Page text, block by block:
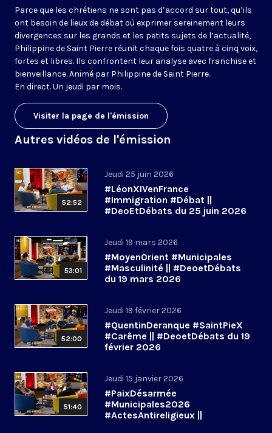
Parce que les chrétiens ne sont pas d’accord sur tout, qu’ils
ont besoin de lieux de débat où exprimer sereinement leurs
divergences sur les grands et les petits sujets de l’actualité,
Philippine de Saint Pierre réunit chaque fois quatre à cinq voix,
fortes et libres. Ils confrontent leur analyse avec franchise et
bienveillance. Animé par Philippine de Saint Pierre.
En direct. Un jeudi par mois.
Visiter la page de l'émission
Autres vidéos de l'émission
52:52
Jeudi 25 juin 2026
#LéonXIVenFrance
#Immigration #Débat ||
#DeoEtDébats du 25 juin 2026
53:01
Jeudi 19 mars 2026
#MoyenOrient #Municipales
#Masculinité || #DeoetDébats
du 19 mars 2026
52:00
Jeudi 19 février 2026
#QuentinDeranque #SaintPieX
#Carême || #DeoetDébats du 19
février 2026
51:40
Jeudi 15 janvier 2026
#PaixDésarmée
#Municipales2026
#ActesAntireligieux ||
#DeoetDébats du 15 janvier